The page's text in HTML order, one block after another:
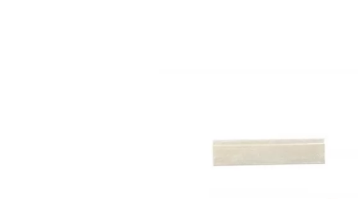
Ventilateur / extracteur d'air mobile